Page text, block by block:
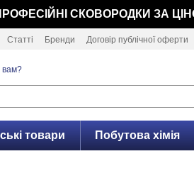
СКОВОРОДКИ ЗА
Статті Бренди Договір публічної оферти
вам?
товари Побутова хімія